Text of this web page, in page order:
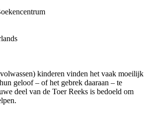
kinderen vinden het vaak moeilijk
geloof – of het gebrek daaraan – te
deel van de Toer Reeks is bedoeld om